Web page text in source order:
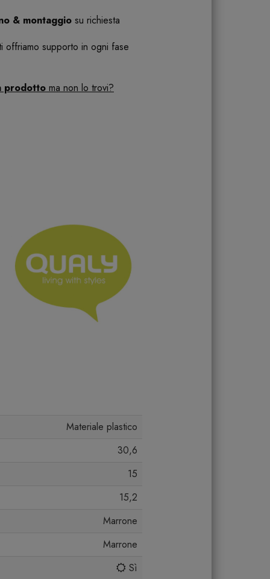
& montaggio su richiesta
offriamo supporto in ogni fase
prodotto ma non lo trovi?
Materiale plastico
30,6
15
15,2
Marrone
Marrone
Sì